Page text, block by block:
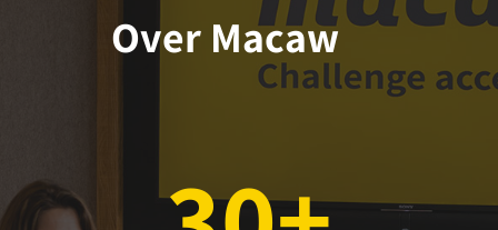
Over Macaw